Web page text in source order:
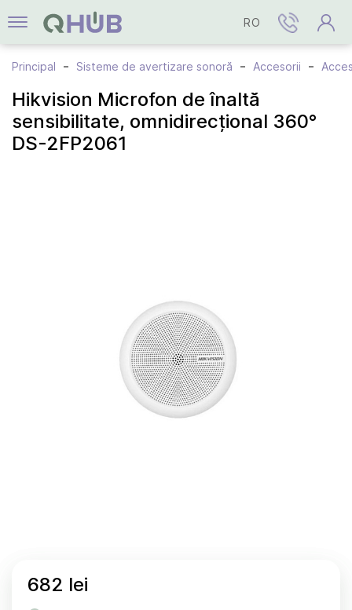
RO
Principal Sisteme de avertizare sonoră Accesorii
Hikvision Microfon de înaltă
sensibilitate, omnidirecțional 360°
DS-2FP2061
682 lei